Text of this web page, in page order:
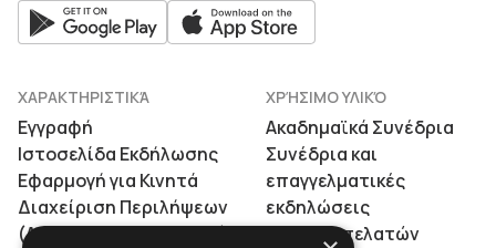
ΧΑΡΑΚΤΗΡΙΣΤΙΚΆ
Εγγραφή
Ιστοσελίδα Εκδήλωσης
Εφαρμογή για Κινητά
Διαχείριση Περιλήψεων
(Abstract Management)
ΧΡΉΣΙΜΟ ΥΛΙΚΌ
Ακαδημαϊκά Συνέδρια
Συνέδρια και
επαγγελματικές
εκδηλώσεις
Είσοδος πελατών